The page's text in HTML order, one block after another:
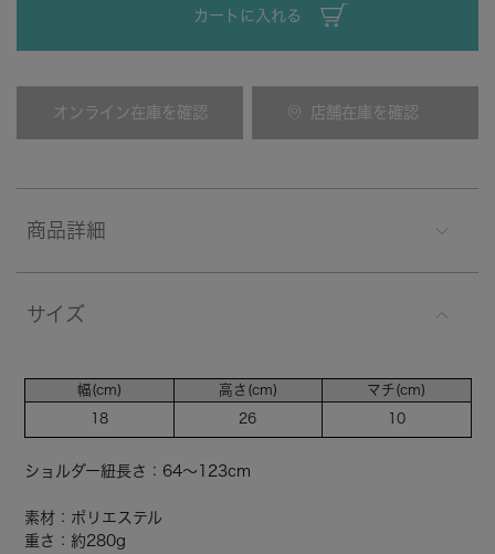
カートに入れる
オンライン在庫を確認 店舗在庫を確認
商品詳細
サイズ
幅(cm)
18
高さ(cm)
26
マチ(cm)
10
ショルダー紐長さ：64～123cm
素材：ポリエステル
重さ：約280g